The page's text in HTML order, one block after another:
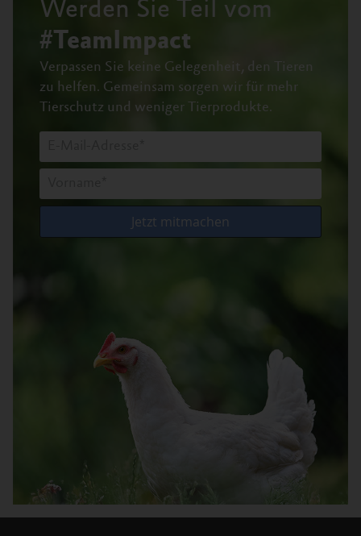
Werden Sie Teil vom
#TeamImpact
Verpassen Sie keine Gelegenheit, den Tieren
zu helfen. Gemeinsam sorgen wir für mehr
Tierschutz und weniger Tierprodukte.